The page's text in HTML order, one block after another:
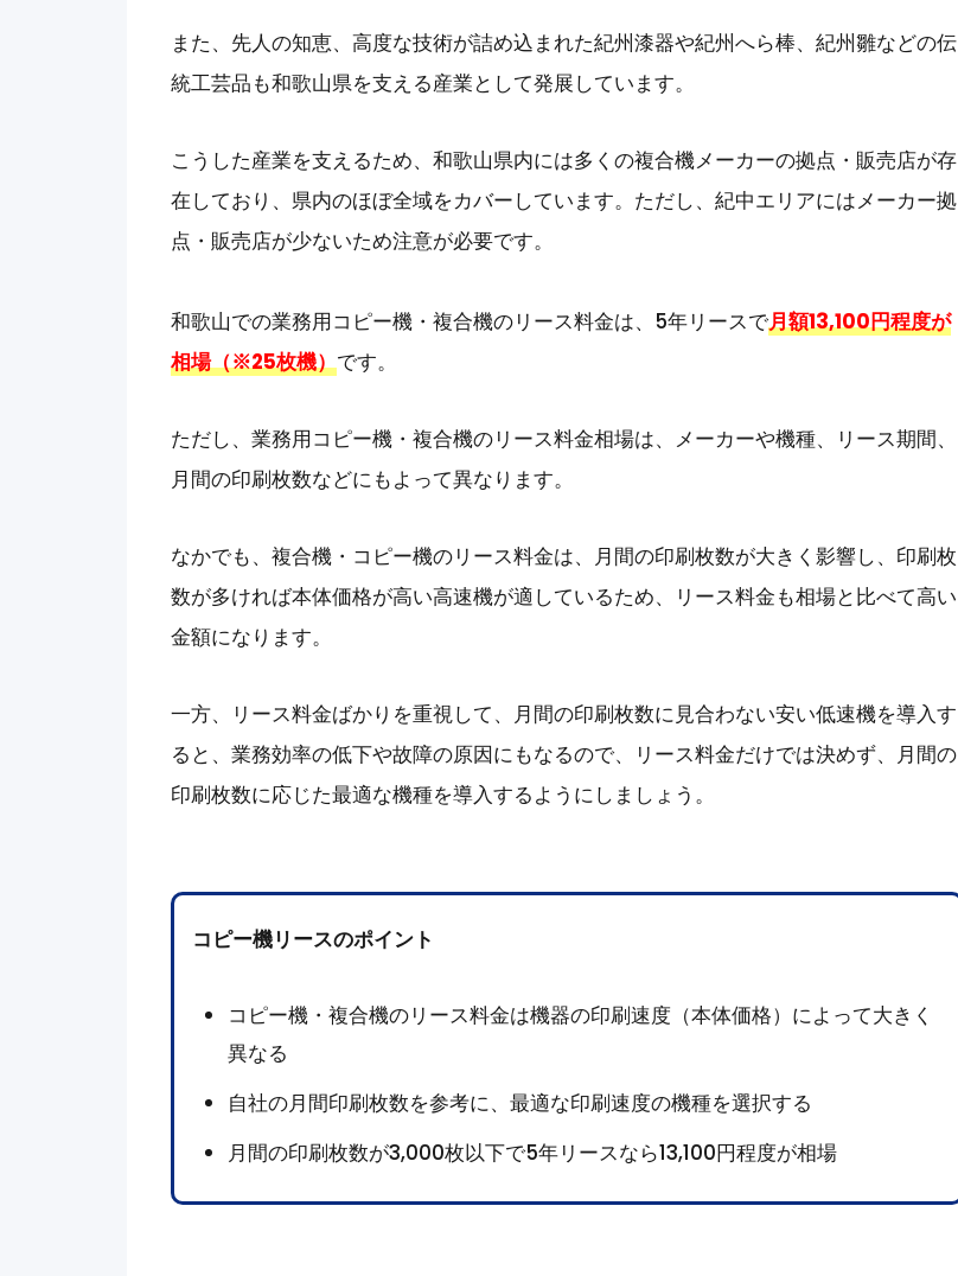
また、先人の知恵、高度な技術が詰め込まれた紀州漆器や紀州へら棒、紀州雛などの伝
統工芸品も和歌山県を支える産業として発展しています。
こうした産業を支えるため、和歌山県内には多くの複合機メーカーの拠点・販売店が存
在しており、県内のほぼ全域をカバーしています。ただし、紀中エリアにはメーカー拠
点・販売店が少ないため注意が必要です。
和歌山での業務用コピー機・複合機のリース料金は、5年リースで月額13,100円程度が
相場（※25枚機）です。
ただし、業務用コピー機・複合機のリース料金相場は、メーカーや機種、リース期間、
月間の印刷枚数などにもよって異なります。
なかでも、複合機・コピー機のリース料金は、月間の印刷枚数が大きく影響し、印刷枚
数が多ければ本体価格が高い高速機が適しているため、リース料金も相場と比べて高い
金額になります。
一方、リース料金ばかりを重視して、月間の印刷枚数に見合わない安い低速機を導入す
ると、業務効率の低下や故障の原因にもなるので、
リース料金だけでは決めず、月間の
印刷枚数に応じた最適な機種を導入するようにしましょう。
コピー機リースのポイント
コピー機・複合機のリース料金は機器の印刷速度（本体価格）によって大きく
異なる
自社の月間印刷枚数を参考に、最適な印刷速度の機種を選択する
月間の印刷枚数が3,000枚以下で5年リースなら13,100円程度が相場